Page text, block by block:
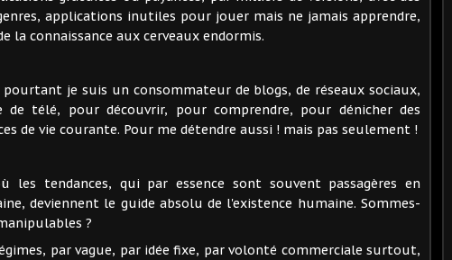
applications inutiles pour jouer mais ne jamais apprendre,
la connaissance aux cerveaux endormis.
je suis un consommateur de blogs, de réseaux sociaux,
télé, pour découvrir, pour comprendre, pour dénicher des
de vie courante. Pour me détendre aussi ! mais pas seulement !
les tendances, qui par essence sont souvent passagères en
deviennent le guide absolu de l'existence humaine. Sommes-
?
par vague, par idée fixe, par volonté commerciale surtout,